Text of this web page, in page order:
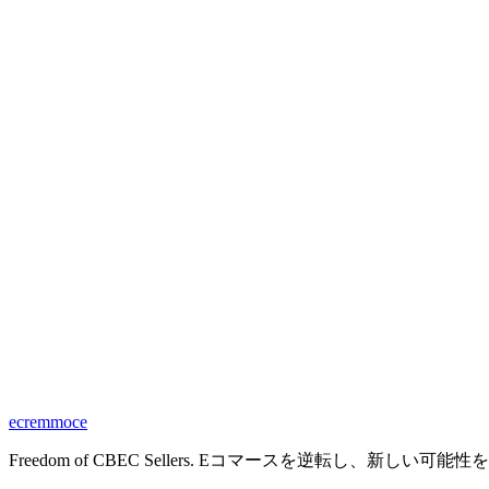
ecremmoce
Freedom of CBEC Sellers. Eコマースを逆転し、新しい可能性